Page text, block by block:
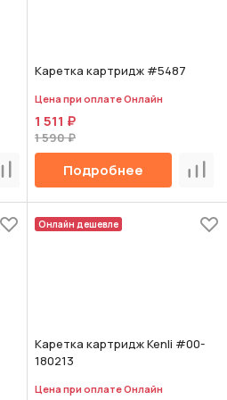
Сравнить
Каретка картридж #5487
Цена при оплате Онлайн
1 511 ₽
1 590 ₽
Подробнее
Онлайн дешевле
Каретка картридж Kenli #00-
180213
Цена при оплате Онлайн